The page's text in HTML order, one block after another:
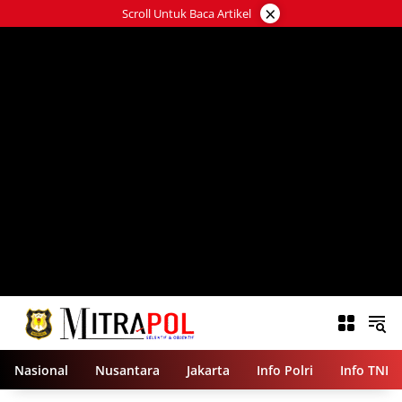
ke
Scroll Untuk Baca Artikel ×
Nasional Nusantara Jakarta Info Polri Info TNI